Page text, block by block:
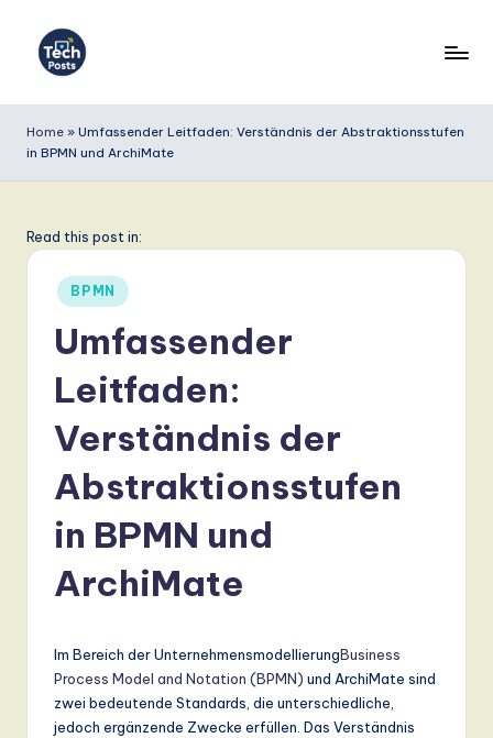
e
c
P
G
m
L
Home » Umfassender Leitfaden: Verständnis der Abstraktionsstufen
in BPMN und ArchiMate
Read this post in:
Posted
in
BPMN
Umfassender
Leitfaden:
Verständnis der
Abstraktionsstufen
in BPMN und
ArchiMate
Im Bereich der UnternehmensmodellierungBusiness
Process Model and Notation (BPMN) und ArchiMate sind
zwei bedeutende Standards, die unterschiedliche,
jedoch ergänzende Zwecke erfüllen. Das Verständnis